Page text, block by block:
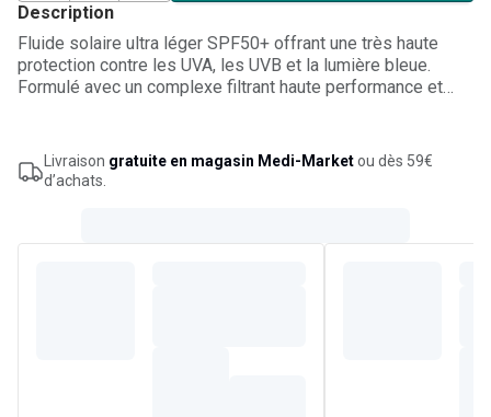
Description
Fluide solaire ultra léger SPF50+ offrant une très haute
protection contre les UVA, les UVB et la lumière bleue.
Formulé avec un complexe filtrant haute performance et
photovieillissement liés au soleil. Sa texture pénètre
rapidement, résiste à l’eau et laisse un fini sec, invisible.
Livraison gratuite en magasin Medi-Marketou dès 59€
d’achats.